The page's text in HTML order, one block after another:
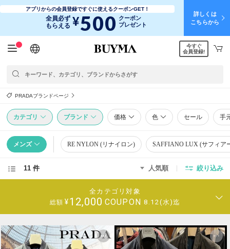
アプリからの会員登録ですぐに使えるクーポンGET！
全員必ず
もらえる ¥500 クーポン
プレゼント
詳しくは
こちらから
日本語
English
简体中文
繁體中文
今すぐ
会員登録!
PRADAブランドページ
カテゴリ ブランド 価格 色 セール 手
メンズ RE NYLON (リナイロン) SAFFIANO LUX (サフィア
11 件 人気順 絞り込み
全カテゴリ対象
総額 ¥12,000 COUPON 8.12(水)迄